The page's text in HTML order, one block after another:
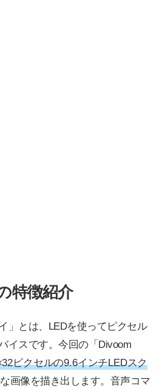
特徴紹介
」とは、LEDを使ってピクセル
イスです。今回の「Divoom
ピクセルの9.6インチLEDスク
画像を描き出します。音声コマ